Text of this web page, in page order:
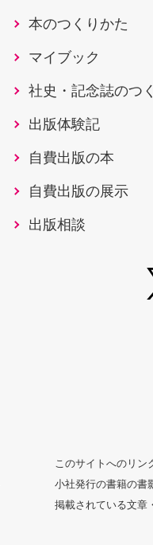
本のつくりかた
マイブック
社史・記念誌のつ
出版体験記
自費出版の本
自費出版の展示
出版相談
このサイトへのリン
小社発行の書籍の書
掲載されている文章